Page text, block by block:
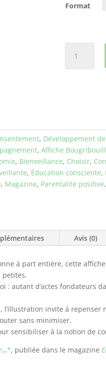
Format
, Développement
, Affiche
, Bienveillance, Choisir,
, Éducation consciente,
, Magazine, Parentalité positive,
Avis (0)
à part entière, cette
petites.
: autant d’actes fondateurs
invite à repenser
sans minimiser.
sensibiliser à la notion de
, publiée dans le magazine